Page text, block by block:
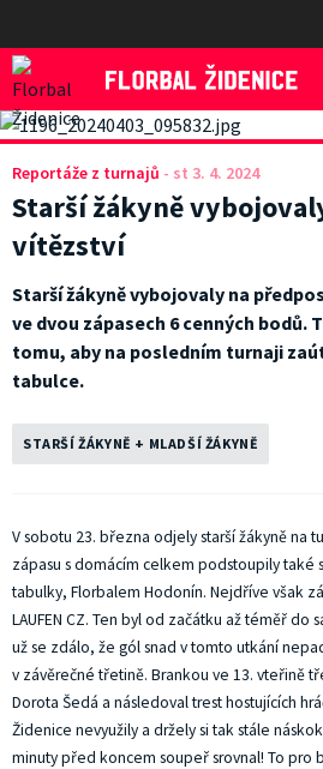
Florbal Židenice
Reportáže z turnajů - st 3. 4. 2024
Starší žákyně
vítězství
Starší žákyně vybojovaly na
ve dvou zápasech 6 cenných bodů.
tomu, aby na posledním turnaji
tabulce.
STARŠÍ ŽÁKYNĚ + MLADŠÍ ŽÁKYNĚ
V sobotu 23. března odjely starší žákyně na
zápasu s domácím celkem podstoupily také
tabulky, Florbalem Hodonín. Nejdříve však
LAUFEN CZ. Ten byl od začátku až téměř do
už se zdálo, že gól snad v tomto utkání
v závěrečné třetině. Brankou ve 13. vteřině
Dorota Šedá a následoval trest hostujících
Židenice nevyužily a držely si tak stále
minuty před koncem soupeř srovnal! To pro